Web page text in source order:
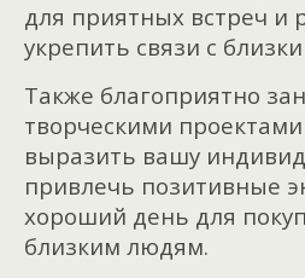
для приятных встреч и
укрепить связи с
Также благоприятно
творческими
выразить вашу
привлечь позитивные
хороший день для
близким людям.